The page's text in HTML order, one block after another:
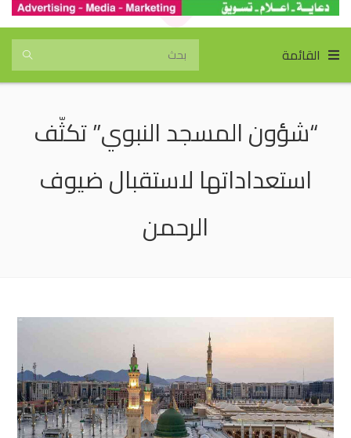
القائمة
“شؤون المسجد النبوي” تكثّف
استعداداتها لاستقبال ضيوف
الرحمن